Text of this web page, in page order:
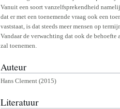
Vanuit een soort vanzelfsprekendheid
dat er met een toenemende vraag ook een
vaststaat, is dat steeds meer mensen op
Vandaar de verwachting dat ook de
zal toenemen.
Auteur
Hans Clement (2015)
Literatuur